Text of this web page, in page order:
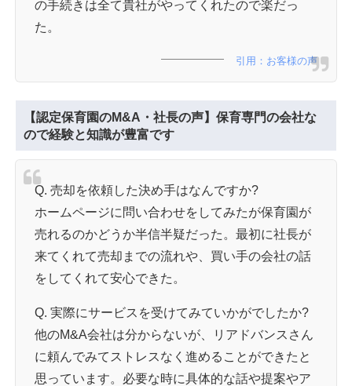
の手続きは全て貴社がやってくれたので楽だっ
た。
引用：お客様の声
【認定保育園のM&A・社長の声】保育専門の会社な
ので経験と知識が豊富です
Q. 売却を依頼した決め手はなんですか?
ホームページに問い合わせをしてみたが保育園が
売れるのかどうか半信半疑だった。最初に社長が
来てくれて売却までの流れや、買い手の会社の話
をしてくれて安心できた。
Q. 実際にサービスを受けてみていかがでしたか?
他のM&A会社は分からないが、リアドバンスさん
に頼んでみてストレスなく進めることができたと
思っています。必要な時に具体的な話や提案やア